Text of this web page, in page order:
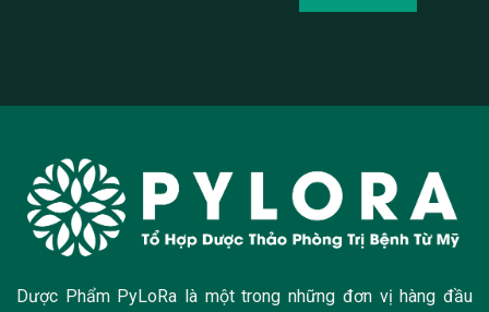
Dược Phẩm PyLoRa là một trong những đơn vị hàng đầu